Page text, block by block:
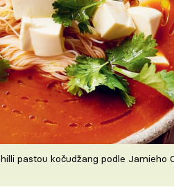
pastou kočudžang podle Jamieho